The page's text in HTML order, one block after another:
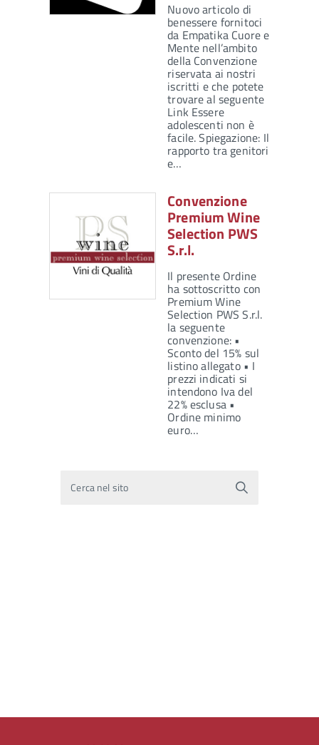
Nuovo articolo di
benessere fornitoci
da Empatika Cuore e
Mente nell’ambito
della Convenzione
riservata ai nostri
iscritti e che potete
trovare al seguente
Link Essere
adolescenti non è
facile. Spiegazione: Il
rapporto tra genitori
e…
Convenzione
Premium Wine
Selection PWS
S.r.l.
Il presente Ordine
ha sottoscritto con
Premium Wine
Selection PWS S.r.l.
la seguente
convenzione: •
Sconto del 15% sul
listino allegato • I
prezzi indicati si
intendono Iva del
22% esclusa •
Ordine minimo
euro…
Cerca nel sito